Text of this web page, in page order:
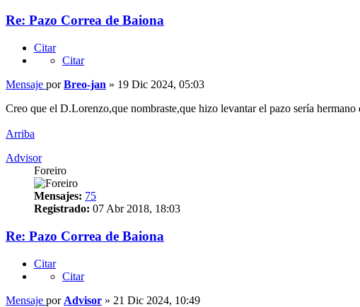
Re: Pazo Correa de Baiona
Citar
Citar
Mensaje porBreo-jan » 19 Dic 2024, 05:03
Creo que el D.Lorenzo,que nombraste,que hizo levantar el pazo sería
Arriba
Advisor
Foreiro
Mensajes: 75
Registrado: 07 Abr 2018, 18:03
Re: Pazo Correa de Baiona
Citar
Citar
Mensaje por Advisor » 21 Dic 2024, 10:49